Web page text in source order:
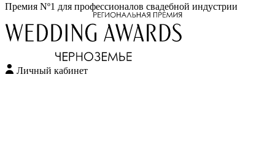
Перейти
содержимому
Премия Nº1 для профессионалов свадебной индустрии
Личный кабинет